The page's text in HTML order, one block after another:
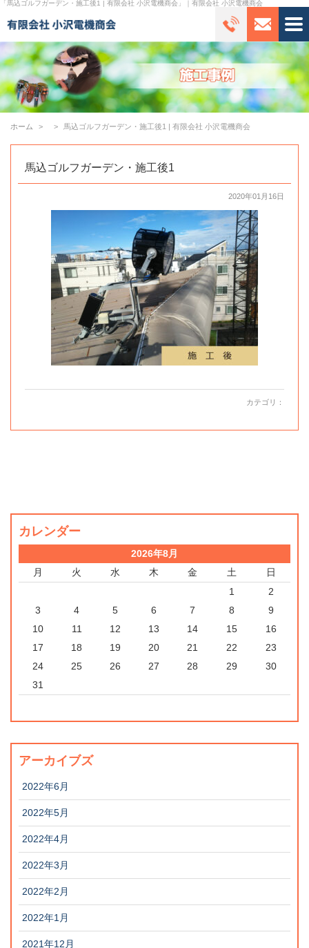
「馬込ゴルフガーデン・施工後1 | 有限会社 小沢電機商会」｜有限会社 小沢電機商会
ホーム 馬込ゴルフガーデン・施工後1 | 有限会社 小沢電機商会
馬込ゴルフガーデン・施工後1
2020年01月16日
カテゴリ：
カレンダー
2026年8月
月
火 水 木 金 土
日
1
2
3
4 5 6 7 8
9
10
11 12 13 14 15
16
17
18 19 20 21 22
23
24
25 26 27 28 29
30
31
アーカイブズ
2022年6月
2022年5月
2022年4月
2022年3月
2022年2月
2022年1月
2021年12月